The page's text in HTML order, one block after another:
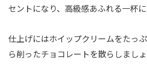
セントになり、高級感あふれる一杯に
仕上げにはホイップクリームをたっ
ら削ったチョコレートを散らしまし